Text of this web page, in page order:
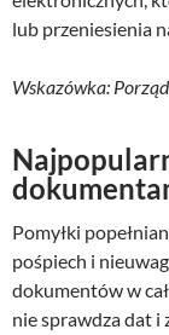
lub przeniesienia
Wskazówka:
Pomyłki
pośpiech i
dokumentów w
nie sprawdza dat i